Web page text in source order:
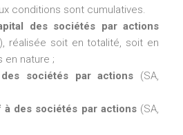
conditions sont cumulatives.
des sociétés par actions
réalisée soit en totalité, soit en
en nature ;
sociétés par actions (SA,
à des sociétés par actions(SA,